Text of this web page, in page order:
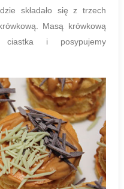
składało się z trzech
Masą krówkową
ciastka i posypujemy